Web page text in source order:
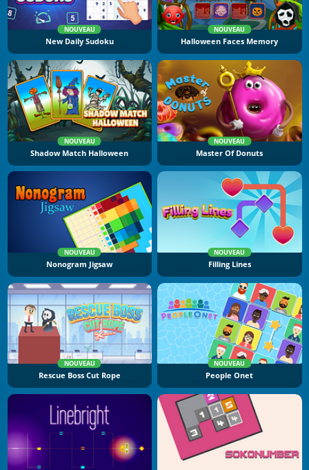
NOUVEAU
New Daily Sudoku
NOUVEAU
Halloween Faces Memory
NOUVEAU
Shadow Match Halloween
NOUVEAU
Master Of Donuts
NOUVEAU
Nonogram Jigsaw
NOUVEAU
Filling Lines
NOUVEAU
Rescue Boss Cut Rope
NOUVEAU
People Onet